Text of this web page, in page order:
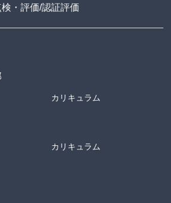
・評価/認証評価
カリキュラム
カリキュラム